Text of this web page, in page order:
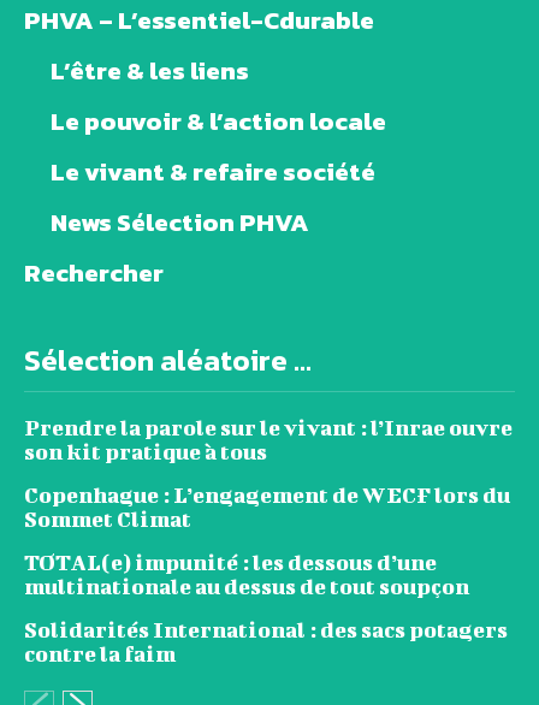
PHVA – L’essentiel-Cdurable
L’être & les liens
Le pouvoir & l’action locale
Le vivant & refaire société
News Sélection PHVA
Rechercher
Sélection aléatoire ...
Prendre la parole sur le vivant : l’Inrae ouvre
son kit pratique à tous
Copenhague : L’engagement de WECF lors du
Sommet Climat
TOTAL(e) impunité : les dessous d’une
multinationale au dessus de tout soupçon
Solidarités International : des sacs potagers
contre la faim